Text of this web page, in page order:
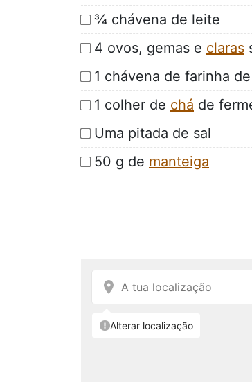
¾ chávena de leite
4 ovos, gemas e claras
1 chávena de farinha de
1 colher de chá de
Uma pitada de sal
50 g de manteiga